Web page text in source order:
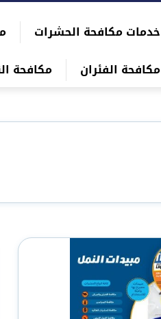
خدمات مكافحة الحشرات
مكافحة الفئران
مكافحة